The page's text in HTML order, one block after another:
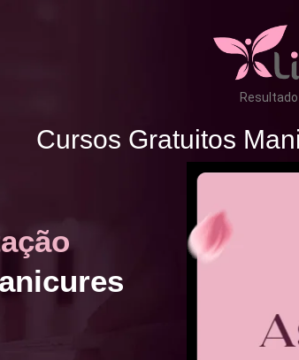
Cursos Gratuitos